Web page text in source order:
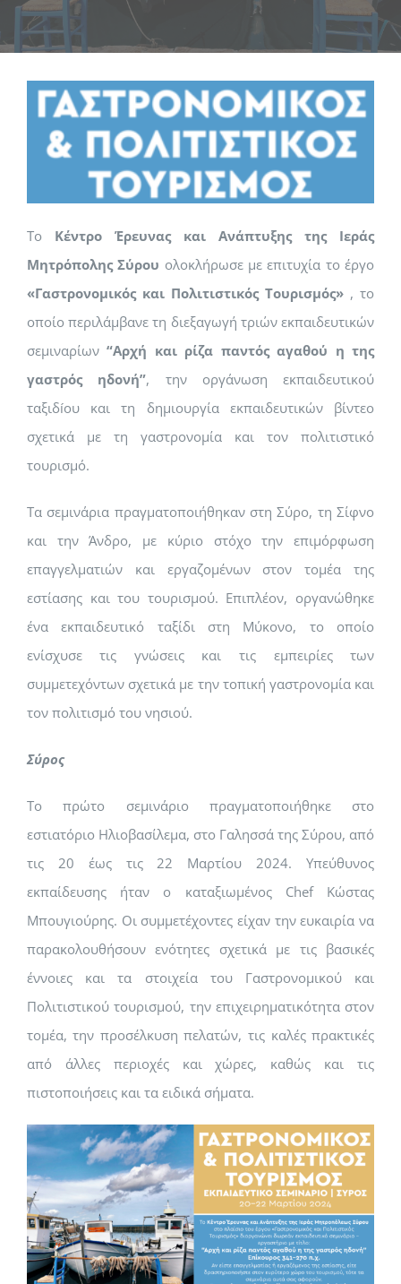
Το Κέντρο Έρευνας και Ανάπτυξης της Ιεράς
Μητρόπολης Σύρου ολοκλήρωσε με επιτυχία το έργο
«Γαστρονομικός και Πολιτιστικός Τουρισμός» , το
οποίο περιλάμβανε τη διεξαγωγή τριών εκπαιδευτικών
σεμιναρίων“Αρχή και ρίζα παντός αγαθού η της
γαστρός ηδονή”, την οργάνωση εκπαιδευτικού
ταξιδíου και τη δημιουργία εκπαιδευτικών βίντεο
σχετικά με τη γαστρονομία και τον πολιτιστικό
τουρισμό.
Τα σεμινάρια πραγματοποιήθηκαν στη Σύρο, τη Σίφνο
και την Άνδρο, με κύριο στόχο την επιμόρφωση
επαγγελματιών και εργαζομένων στον τομέα της
εστίασης και του τουρισμού. Επιπλέον, οργανώθηκε
ένα εκπαιδευτικό ταξίδι στη Μύκονο, το οποίο
ενίσχυσε τις γνώσεις και τις εμπειρίες των
συμμετεχόντων σχετικά με την τοπική γαστρονομία και
τον πολιτισμό του νησιού.
Σύρος
Το πρώτο σεμινάριο πραγματοποιήθηκε στο
εστιατόριο Ηλιοβασίλεμα, στο Γαλησσά της Σύρου, από
τις 20 έως τις 22 Μαρτίου 2024. Υπεύθυνος
εκπαίδευσης ήταν ο καταξιωμένος Chef Κώστας
Μπουγιούρης. Οι συμμετέχοντες είχαν την ευκαιρία να
παρακολουθήσουν ενότητες σχετικά με τις βασικές
έννοιες και τα στοιχεία του Γαστρονομικού και
Πολιτιστικού τουρισμού, την επιχειρηματικότητα στον
τομέα, την προσέλκυση πελατών, τις καλές πρακτικές
από άλλες περιοχές και χώρες, καθώς και τις
πιστοποιήσεις και τα ειδικά σήματα.